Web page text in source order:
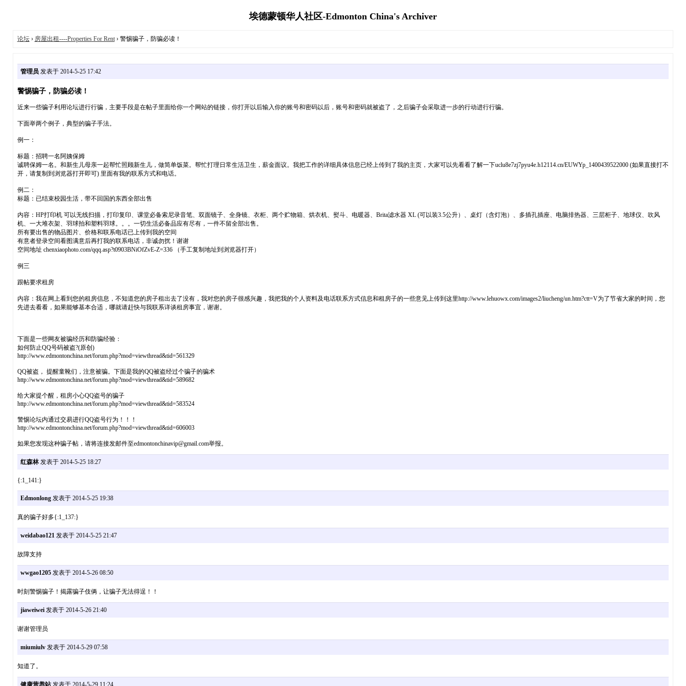
埃德蒙顿华人社区-Edmonton China's Archiver
论坛› 房屋出租----Properties For Rent› 警惕骗子，防骗必读！
管理员发表于 2014-5-25 17:42
警惕骗子，防骗必读！
近来一些骗子利用论坛进行行骗，主要手段是在帖子里面给你一个网站的链接，你打开以后输入你的账号和密码以后，账号和密码就被盗了，之后骗子会采取进一步的行动进行行骗。
下面举两个例子，典型的骗子手法。
例一：
标题：招聘一名阿姨保姆
诚聘保姆一名。和新生儿母亲一起帮忙照顾新生儿，做简单饭菜。帮忙打理日常生活卫生，薪金面议。我把工作的详细具体信息已经上传到了我的主页，大家可以先看看了解一下uclu8e7zj7pyu4e.h12114.cn/EUWYp_1400439522000 (如果直接打不
开，请复制到浏览器打开即可) 里面有我的联系方式和电话。
例二：
标题：已结束校园生活，带不回国的东西全部出售
内容：HP打印机 可以无线扫描，打印复印、课堂必备索尼录音笔、双面镜子、全身镜、衣柜、两个贮物箱、烘衣机、熨斗、电暖器、Brita滤水器 XL (可以装3.5公升）、桌灯（含灯泡）、多插孔插座、电脑排热器、三层柜子、地球仪、吹风
机、一大堆衣架、羽球拍和塑料羽球。。。一切生活必备品应有尽有，一件不留全部出售。
所有要出售的物品图片、价格和联系电话已上传到我的空间
有意者登录空间看图满意后再打我的联系电话，非诚勿扰！谢谢
空间地址 chenxiaophoto.com/qqq.asp?t0903BNiOfZvE-Z=336 （手工复制地址到浏览器打开）
例三
跟帖要求租房
内容：我在网上看到您的租房信息，不知道您的房子租出去了没有，我对您的房子很感兴趣，我把我的个人资料及电话联系方式信息和租房子的一些意见上传到这里http://www.lehuowx.com/images2/liucheng/un.htm?ctt=V为了节省大家的时间，您
先进去看看，如果能够基本合适，哪就请赶快与我联系详谈租房事宜，谢谢。
下面是一些网友被骗经历和防骗经验：
如何防止QQ号码被盗?(原创)
http://www.edmontonchina.net/forum.php?mod=viewthread&tid=561329
QQ被盗， 提醒童靴们，注意被骗。下面是我的QQ被盗经过个骗子的骗术
http://www.edmontonchina.net/forum.php?mod=viewthread&tid=589682
给大家提个醒，租房小心QQ盗号的骗子
http://www.edmontonchina.net/forum.php?mod=viewthread&tid=583524
警惕论坛内通过交易进行QQ盗号行为！！！
http://www.edmontonchina.net/forum.php?mod=viewthread&tid=606003
如果您发现这种骗子帖，请将连接发邮件至edmontonchinavip@gmail.com举报。
红森林发表于 2014-5-25 18:27
{:1_141:}
Edmonlong发表于 2014-5-25 19:38
真的骗子好多{:1_137:}
weidabao121发表于 2014-5-25 21:47
故障支持
wwgao1205发表于 2014-5-26 08:50
时刻警惕骗子！揭露骗子伎俩，让骗子无法得逞！！
jiaweiwei发表于 2014-5-26 21:40
谢谢管理员
miumiulv发表于 2014-5-29 07:58
知道了。
健康营养站发表于 2014-5-29 11:24